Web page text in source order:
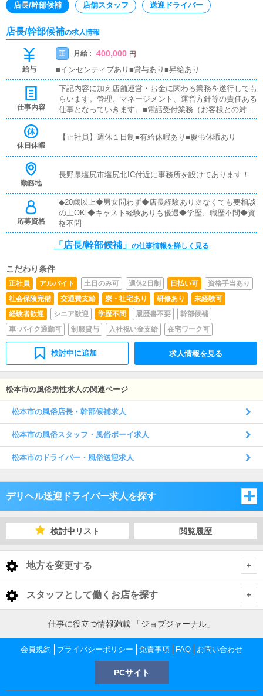
店長/幹部候補 店舗スタッフ 送迎ドライバー
店長/幹部候補の求人情報
給与
正 月給 : 400,000 円
■インセンティブあり■賞与あり■昇給あり
仕事内容
下記内容に加え店舗運営・お金に関わる業務を遂行しても
らいます。管理、マネージメント、運営方針等の責任ある
仕事となっていきます。■電話受付業務（お客様との対面
接客はありません）お客様からの電話のお問合せ対応を行
お願いします。予約の確定後はキャストやドライバーに通
立案店舗イベントや店舗運営など様々な企画を提案してい
率の向上】【キャストの方の入店数の増加】など、売上U
Pに繋がる施策の提案を行っていただきます。■キャスト
管理お店で働いていただいているキャストの方が稼げるよ
うにインターネットを使ったPR（写メ日記）などの使い
ヘブンネットなど、ポータルサイト等の店舗情報更新作業
けや、ブログの更新時に簡単に文字が入力出来れば問題あ
りません。PCが苦手な人でも簡単にできます。■清掃・備
品管理お客様やキャストの方に快適にお過ごしいただくた
め、店内の清掃や備品の管理・補充を行っていただきま
す。
休日休暇
【正社員】週休１日制■有給休暇あり■慶弔休暇あり
勤務地
長野県塩尻市塩尻北IC付近に事務所を設けてあります！
応募資格
◆20歳以上◆男女問わず◆店長経験あり※なくても要相談
の上OK[◆キャスト経験ありも優遇◆学歴、職歴不問◆資
格不問
「店長/幹部候補」 の仕事情報を詳しく見る
こだわり条件
正社員 アルバイト 土日のみ可 週休2日制 日払い可
資格手当あり
社会保険完備
交通費支給 寮・社宅あり 研修あり
未経験可
経験者歓迎
シニア歓迎 学歴不問 履歴書不要
幹部候補
車･バイク通勤可
制服貸与 入社祝い金支給 在宅ワーク可
検討中に追加 求人情報を見る
松本市の風俗男性求人の関連ページ
松本市の風俗店長・幹部候補求人
松本市の風俗スタッフ・風俗ボーイ求人
松本市のドライバー・風俗送迎求人
デリヘル送迎ドライバー求人を探す
新潟県
下越 デリヘル送迎ドライバー
新潟市 デリヘル送迎ドライバー
中越
中越 デリヘル送迎ドライバー
長野・千曲・須坂・中野
長野・千曲・須坂・中野 デリヘル送迎ドライバー
山梨県 デリヘル送迎ドライバー
検討中リスト 閲覧履歴
地方を変更する
< 全国トップ
北海道 男性高収入
東北 男性高収入
南関東 男性高収入
甲信越 男性高収入
スタッフとして働くお店を探す
新潟県
新潟 男性高収入
長野県
仕事に役立つ情報満載 「ジョブジャーナル」
会員規約 プライバシーポリシー 免責事項 FAQ お問い合わせ
PCサイト